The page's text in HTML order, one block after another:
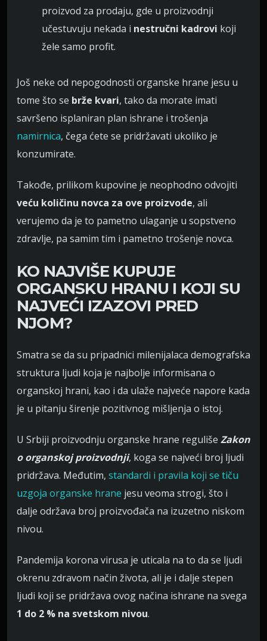
proizvod za prodaju, gde u proizvodnji
učestuvuju nekada i nestručni kadrovi koji
žele samo profit.
Još neke od nepogodnosti organske hrane jesu u
tome što se brže kvari, tako da morate imati
savršeno isplaniran plan ishrane i trošenja
namirnica, čega ćete se pridržavati ukoliko je
konzumirate.
Takođe, prilikom kupovine je neophodno odvojiti
veću količinu novca za ove proizvode, ali
verujemo da je to pametno ulaganje u sopstveno
zdravlje, pa samim tim i pametno trošenje novca.
KO NAJVIŠE KUPUJE
ORGANSKU HRANU I KOJI SU
NAJVEĆI IZAZOVI PRED
NJOM?
Smatra se da su pripadnici milenijalaca demografska
struktura ljudi koja je najbolje informisana o
organskoj hrani, kao i da ulaže najveće napore kada
je u pitanju širenje pozitivnog mišljenja o istoj.
U Srbiji proizvodnju organske hrane reguliše Zakon
o organskoj proizvodnji, koga se najveći broj ljudi
pridržava. Međutim, standardi i pravila koji se tiču
uzgoja organske hrane jesu veoma strogi, što i
dalje održava broj proizvođača na izuzetno niskom
nivou.
Pandemija korona virusa je uticala na to da se ljudi
okrenu zdravom način života, ali je i dalje stepen
ljudi koji se pridržava ovog načina ishrane na svega
1 do 2 % na svetskom nivou.